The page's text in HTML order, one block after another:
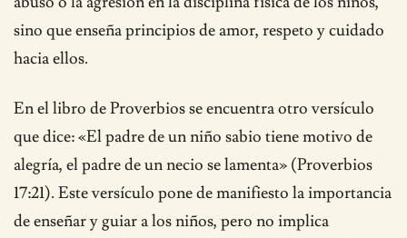
sino que enseña principios de amor, respeto y cuidado
hacia ellos.
En el libro de Proverbios se encuentra otro versículo
que dice: «El padre de un niño sabio tiene motivo de
alegría, el padre de un necio se lamenta» (Proverbios
17:21). Este versículo pone de manifiesto la importancia
de enseñar y guiar a los niños, pero no implica